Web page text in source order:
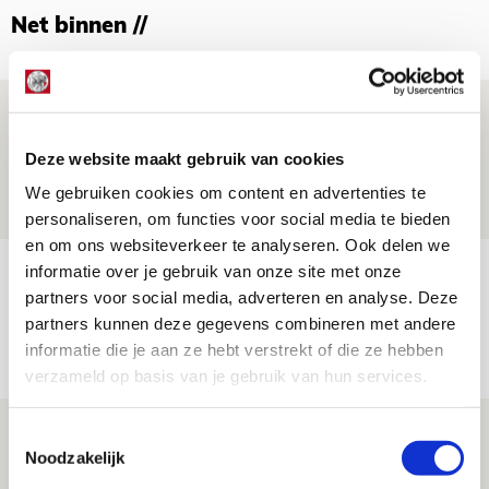
Deze website maakt gebruik van cookies
We gebruiken cookies om content en advertenties te
personaliseren, om functies voor social media te bieden
en om ons websiteverkeer te analyseren. Ook delen we
informatie over je gebruik van onze site met onze
partners voor social media, adverteren en analyse. Deze
partners kunnen deze gegevens combineren met andere
informatie die je aan ze hebt verstrekt of die ze hebben
verzameld op basis van je gebruik van hun services.
Noodzakelijk
Net binnen //
Spelen bij Jong Ajax of Ajax 1? Dat
maakt Abdalla ‘geen reet’ uit
Brandt: ‘Ajax en Cruijff bleven door
mijn hoofd spoken’
spreekt over Godts, Baas en